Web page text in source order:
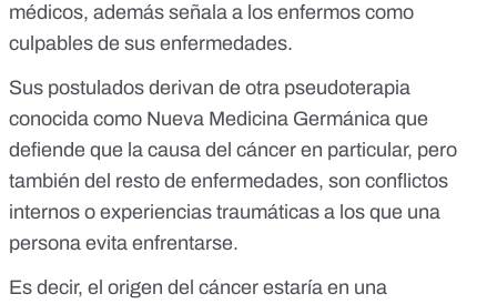
médicos, además señala a los enfermos como
culpables de sus enfermedades.
Sus postulados derivan de otra pseudoterapia
conocida como Nueva Medicina Germánica que
defiende que la causa del cáncer en particular, pero
también del resto de enfermedades, son conflictos
internos o experiencias traumáticas a los que una
persona evita enfrentarse.
Es decir, el origen del cáncer estaría en una